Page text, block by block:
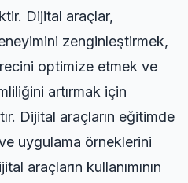
Dijital araçlar,
zenginleştirmek,
optimize etmek ve
artırmak için
Dijital araçların eğitimde
ve uygulama örneklerini
araçların kullanımının